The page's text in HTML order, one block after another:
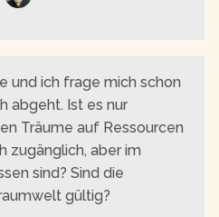
und ich frage mich schon
abgeht. Ist es nur
Träume auf Ressourcen
zugänglich, aber im
sind? Sind die
gültig?